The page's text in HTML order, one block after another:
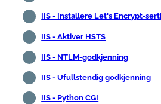
IIS - Installere Let's Encrypt-
IIS - Aktiver HSTS
IIS - NTLM-godkjenning
IIS - Ufullstendig godkjenning
IIS - Python CGI